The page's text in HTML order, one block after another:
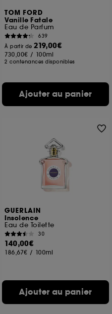
TOM FORD
Vanille Fatale
Eau de Parfum
639
À partir de219,00€
730,00€ / 100ml
2 contenances disponibles
Ajouter au panier
GUERLAIN
Insolence
Eau de Toilette
30
140,00€
186,67€ / 100ml
Ajouter au panier